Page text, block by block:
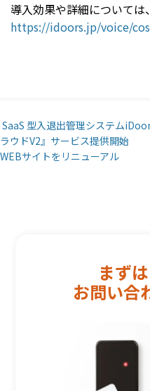
導入効果や詳細については
https://idoors.jp/voice/
Post
SaaS 型入退出管理システム
ラウドV2』サービス提供開始
WEBサイトをリニューアル
まず
お問い合